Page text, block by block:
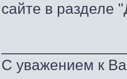
сайте в разделе
С уважением к